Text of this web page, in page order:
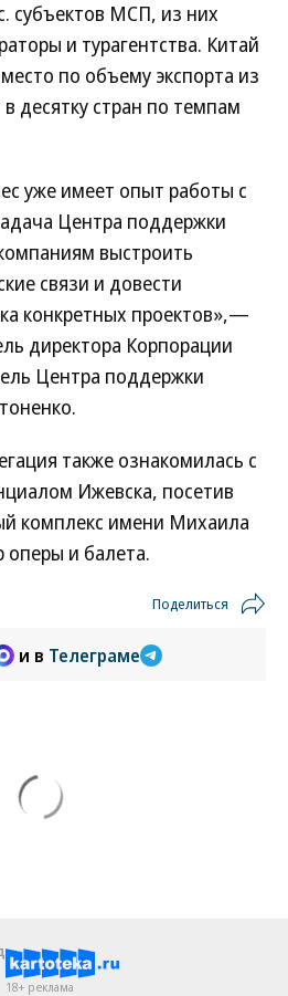
субъектов МСП, из них
и турагентства. Китай
по объему экспорта из
десятку стран по темпам
уже имеет опыт работы с
Центра поддержки
выстроить
связи и довести
конкретных проектов»,—
директора Корпорации
Центра поддержки
также ознакомилась с
Ижевска, посетив
комплекс имени Михаила
оперы и балета.
Поделиться
и в Телеграме
18+ реклама